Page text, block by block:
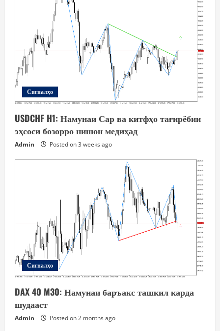
Сигналҳо
USDCHF H1: Намунаи Сар ва китфҳо тағирёбии
эҳсоси бозорро нишон медиҳад
Admin Posted on 3 weeks ago
Сигналҳо
DAX 40 M30: Намунаи баръакс ташкил карда
шудааст
Admin Posted on 2 months ago